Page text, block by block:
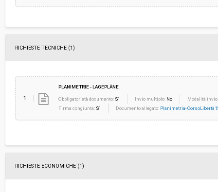
RICHIESTE TECNICHE (1)
1
PLANIMETRIE - LAGEPLÄNE
Obbligatorietà documento: Sì Invio multiplo: No
Modalità
Firma congiunta: Sì Documento allegato: Planimetria-
RICHIESTE ECONOMICHE (1)